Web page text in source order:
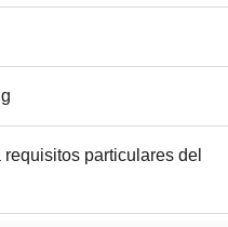
particulares del